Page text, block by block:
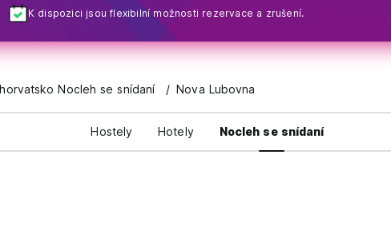
K dispozici jsou flexibilní možnosti rezervace a zrušení.
Nocleh se snídaní Nova Lubovna
Hostely Hotely Nocleh se snídaní